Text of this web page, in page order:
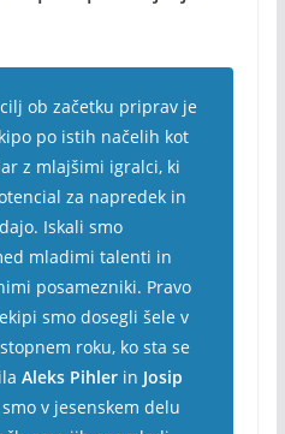
ob začetku priprav je
po istih načelih kot
z mlajšimi igralci, ki
za napredek in
Iskali smo
mladimi talenti in
posamezniki. Pravo
smo dosegli šele v
roku, ko sta se
Aleks Pihlerin Josip
smo v jesenskem delu